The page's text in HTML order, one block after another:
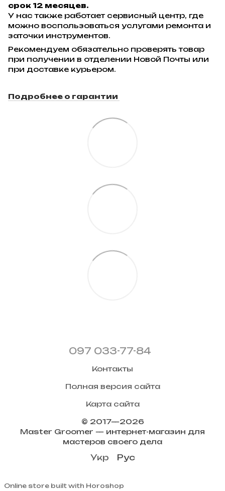
срок 12 месяцев.
У нас также работает сервисный центр, где
можно воспользоваться услугами ремонта и
заточки инструментов.
Рекомендуем обязательно проверять товар
при получении в отделении Новой Почты или
при доставке курьером.
Подробнее о гарантии
097 033-77-84
Контакты
Полная версия сайта
Карта сайта
© 2017—2026
Master Groomer — интернет-магазин для
мастеров своего дела
Укр Рус
Online store built with Horoshop